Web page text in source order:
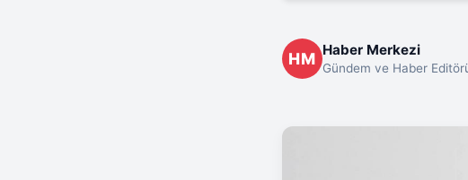
HM Haber Merkezi
Gündem ve Haber